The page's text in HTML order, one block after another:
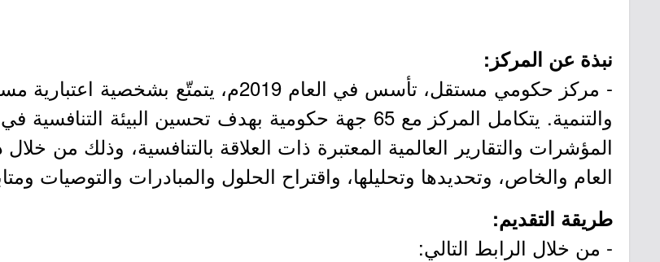
نبذة عن المركز:
- مركز حكومي مستقل، تأسس في العام 2019م،
والتنمية. يتكامل المركز مع 65 جهة حكومية بهدف تحسين
المؤشرات والتقارير العالمية المعتبرة ذات العلاقة بالتنافسية، وذلك من
العام والخاص، وتحديدها وتحليلها، واقتراح الحلول والمبادرات والتوصيات
طريقة التقديم:
- من خلال الرابط التالي: